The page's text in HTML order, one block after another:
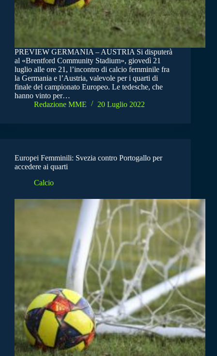
PREVIEW GERMANIA – AUSTRIA Si disputerà
al «Brentford Community Stadium», giovedì 21
luglio alle ore 21, l’incontro di calcio femminile fra
la Germania e l’Austria, valevole per i quarti di
finale del campionato Europeo. Le tedesche, che
hanno vinto per…
Redazione MME
20 Luglio 2022
Europei Femminili: Svezia contro Portogallo per
accedere ai quarti
Calcio